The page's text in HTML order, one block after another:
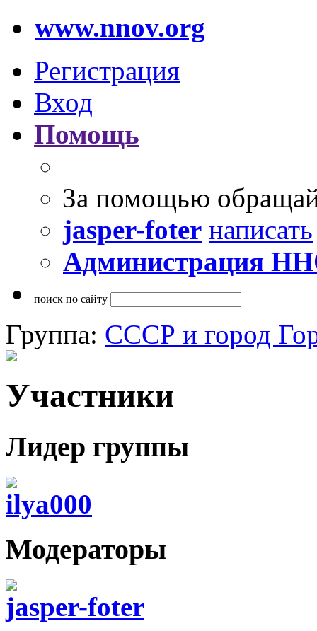
www.nnov.org
Регистрация
Вход
Помощь
За помощью
jasper-foter написать
Администрация
поиск по сайту
Группа: СССР и город
Участники
Лидер группы
ilya000
Модераторы
jasper-foter